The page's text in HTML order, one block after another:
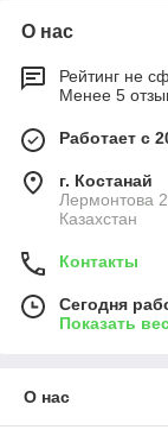
О нас
Рейтинг не
Менее 5
Работает с
г. Костанай
Лермонтова
Казахстан
Контакты
Сегодня
Показать
О нас